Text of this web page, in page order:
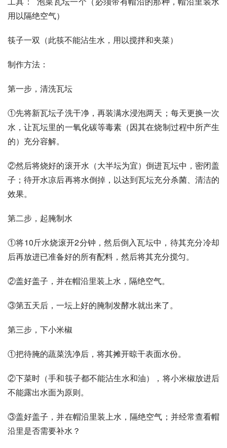
用以隔绝空气）
筷子一双（此筷不能沾生水，用以搅拌和夹菜）
制作方法：
第一步，清洗瓦坛
①先将新瓦坛子洗干净，再装满水浸泡两天；每天更换一次
水，让瓦坛里的一氧化碳等毒素（因其在烧制过程中所产生
的）充分容解。
②然后将烧好的滚开水（大半坛为宜）倒进瓦坛中，密闭盖
子；待开水凉后再将水倒掉，以达到瓦坛充分杀菌、清洁的
效果。
第二步，起腌制水
①将10斤水烧滚开2分钟，然后倒入瓦坛中，待其充分冷却
后再放进已准备好的所有配料，然后将其充分搅匀。
②盖好盖子，并在帽沿里装上水，隔绝空气。
③第五天后，一坛上好的腌制发酵水就出来了。
第三步，下小米椒
①把待腌的蔬菜洗净后，将其摊开晾干表面水份。
②下菜时（手和筷子都不能沾生水和油），将小米椒放进后
不能露出水面为原则。
③盖好盖子，并在帽沿里装上水，隔绝空气；并经常查看帽
沿里是否需要补水？